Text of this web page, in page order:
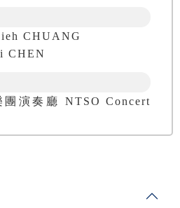
CHUANG
CHEN
團演奏廳 NTSO Concert